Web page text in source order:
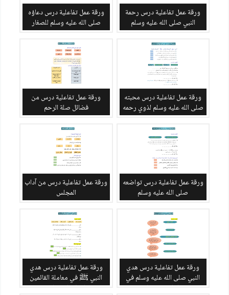
ورقة عمل تفاعلية درس رحمة
النبي صلى الله عليه وسلم
ورقة عمل تفاعلية درس دعاؤه
صلى الله عليه وسلم للصغار
ورقة عمل تفاعلية درس محبته
صلى الله عليه وسلم لذوي رحمه
ورقة عمل تفاعلية درس من
فضائل صلة الرحم
ورقة عمل تفاعلية درس تواضعه
صلى الله عليه وسلم
ورقة عمل تفاعلية درس من آداب
المجلس
ورقة عمل تفاعلية درس هدي
النبي صلى الله عليه وسلم في
تعامله مع جيرانه
ورقة عمل تفاعلية درس هدي
النبي ﷺ في معاملة القائمين
على قضاء حوائجه